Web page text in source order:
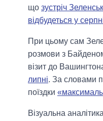
що зустріч
відбудеться у
При цьому сам
розмови з
візит до
липні. За словами
поїздки
Візуальна